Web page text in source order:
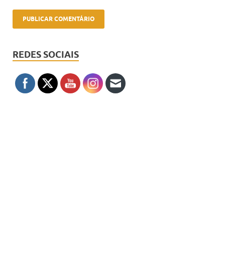
REDES SOCIAIS